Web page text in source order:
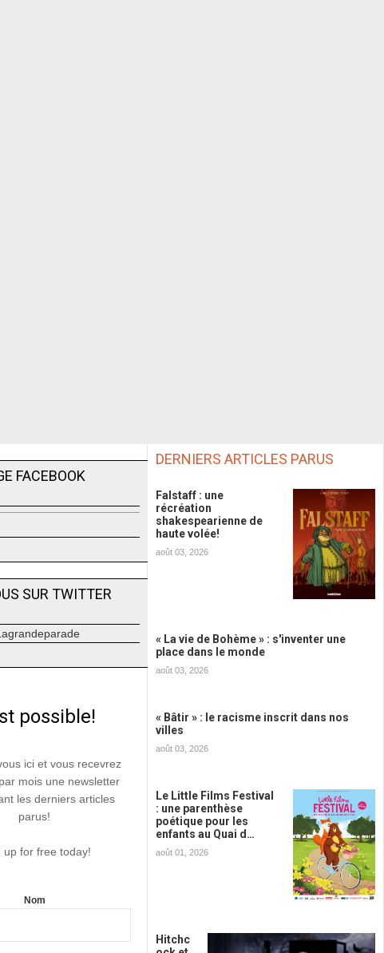
FACEBOOK
SUR TWITTER
possible!
ici et vous recevrez
mois une newsletter
les derniers articles
parus!
up for free today!
Nom
DERNIERS ARTICLES PARUS
Falstaff : une
récréation
shakespearienne de
haute volée!
août 03, 2026
« La vie de Bohème » : s'inventer une
place dans le monde
août 03, 2026
« Bâtir » : le racisme inscrit dans nos
villes
août 03, 2026
Le Little Films Festival
: une parenthèse
poétique pour les
enfants au Quai d…
août 01, 2026
Hitchc